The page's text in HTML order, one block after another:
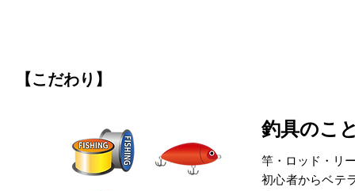
【こだわり】
釣具のこ
竿・ロッド・リ
初心者からベテ